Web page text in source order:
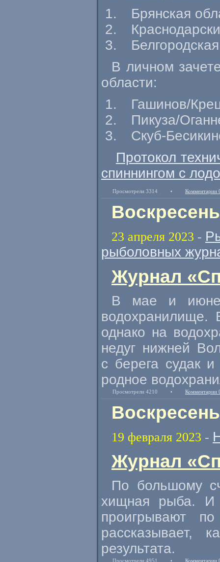
Брянская
В личном
области:
Гашинов/
Пикуза/
Скуб-
Протокол
спиннингом с
Просмотрели 3314 • Комментарии
23 апреля 2023 -
рыболовных
Журнал
В мае и июне
водохранилище.
однако на
недуг нижней
с берега судак
родное
Просмотрели 4210 • Комментарии
19 февраля 2023 -
Журнал
По большому
хищная рыба. И
проигрывают
результата.
Просмотрели 4951 • Комментарии